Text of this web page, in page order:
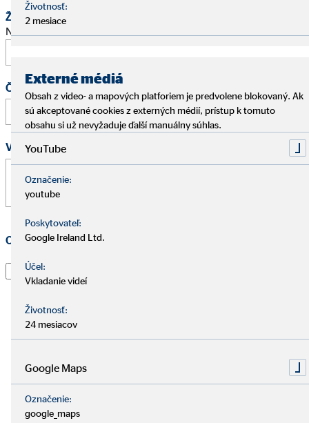
Žiadosť o schôdzku
Navrhnite stretnutie na osobný pohovor.
Čas
:
Vaša správa
Ochrana osobných údajov
Prečítal som si vyhlásenie o
tým, že spoločnosť OVB Allfinanz Slovensko a.s. použije
ma kontaktoval ohľadom mojej žiadosti, informoval o
nej a spracoval moju žiadosť. To platí najmä pre použitie
účely. Súhlas je možné kedykoľvek s účinnosťou do
budúcnosti odvolať e-mailom na adresudpo@ovb.sk
alebo poštou na adresu zodpovedného pracovníka OVB
Allfinanz Slovensko a.s., , Vajnorská 100/A, 831 04
Životnosť:
2 mesiace
Externé médiá
Obsah z video- a mapových platforiem je predvolene blokovaný. Ak
sú akceptované cookies z externých médií, prístup k tomuto
obsahu si už nevyžaduje ďalší manuálny súhlas.
YouTube
Označenie:
youtube
Poskytovateľ:
Google Ireland Ltd.
Účel:
Vkladanie videí
Životnosť:
24 mesiacov
Google Maps
Označenie:
google_maps